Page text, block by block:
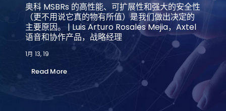
奥科 MSBRs 的高性能、可扩展性和强大的安全性
（更不用说它真的物有所值）是我们做出决定的
主要原因。 | Luis Arturo Rosales Mejia，Axtel
语音和协作产品，战略经理
1月 13, 19
Read More